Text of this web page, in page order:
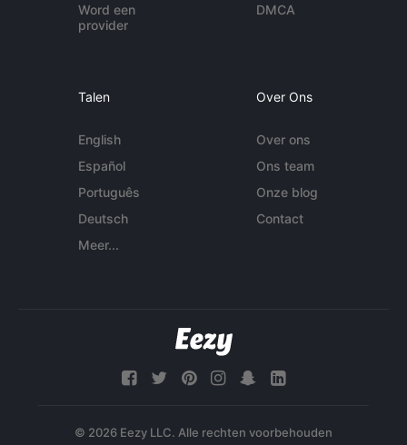
Word een
provider
DMCA
Talen
English
Español
Português
Deutsch
Meer...
Over Ons
Over ons
Ons team
Onze blog
Contact
© 2026 Eezy LLC. Alle rechten voorbehouden